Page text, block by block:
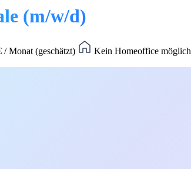
(m/w/d)
/ Monat (geschätzt)
Kein Homeoffice möglich